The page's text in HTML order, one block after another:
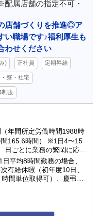
属店舗の指定不可・
店舗づくりを推進◎ア
い職場です♪福利厚生も
わせください
) 正社員 定期昇給
寮・社宅
制度
年間所定労働時間1988時
165.6時間） ※1日4〜15
日ごとに業務の繁閑に応じ
す。
平均8時間勤務の場合、
有給休暇（初年度10日、
間単位取得可）、慶弔休
護休暇 他